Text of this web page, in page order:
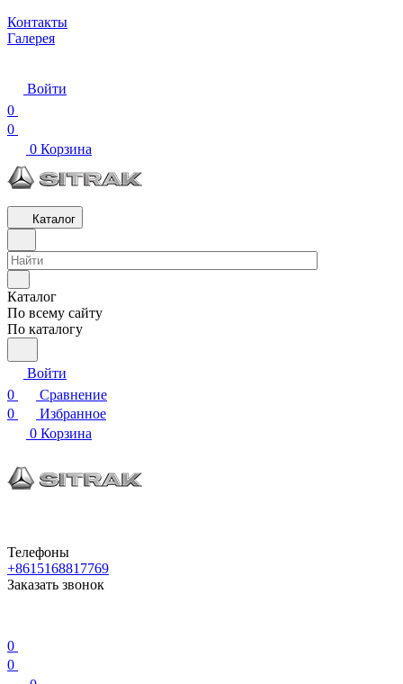
Контакты
Галерея
Войти
0
0
0 Корзина
Каталог
Каталог
По всему сайту
По каталогу
Войти
0
Сравнение
0
Избранное
0 Корзина
Телефоны
+8615168817769
Заказать звонок
0
0